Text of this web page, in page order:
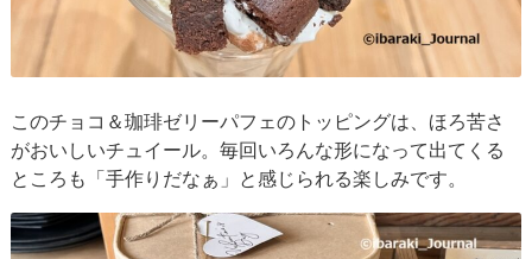
このチョコ＆珈琲ゼリーパフェのトッピングは、ほろ苦さ
がおいしいチュイール。毎回いろんな形になって出てくる
ところも「手作りだなぁ」と感じられる楽しみです。